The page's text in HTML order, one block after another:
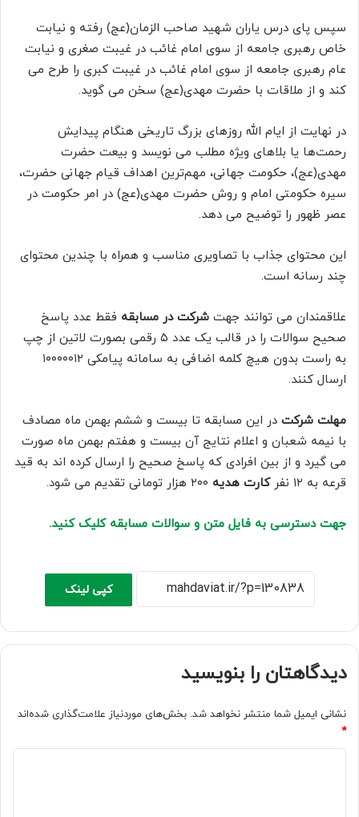
سپس پای درس یاران شهید صاحب الزمان(عج) رفته و نیابت
خاص رهبری جامعه از سوی امام غائب در غیبت صغری و نیابت
عام رهبری جامعه از سوی امام غائب در غیبت کبری را طرح می
کند و از ملاقات با حضرت مهدی(عج) سخن می گوید.
در نهایت از ایام الله روزهای بزرگ تاریخی هنگام پیدایش
رحمت‌ها یا بلاهای ویژه مطلب می نویسد و بیعت حضرت
مهدی(عج)، حکومت جهانی، مهم‌ترین اهداف قیام جهانی حضرت،
سیره حکومتی امام و روش حضرت مهدی(عج) در امر حکومت در
عصر ظهور را توضیح می دهد.
این محتوای جذاب با تصاویری مناسب و همراه با چندین محتوای
چند رسانه است.
علاقمندان می توانند جهت شرکت در مسابقه فقط عدد پاسخ
صحیح سوالات را در قالب یک عدد ۵ رقمی بصورت لاتین از چپ
به راست بدون هیچ کلمه اضافی به سامانه پیامکی ۱۰۰۰۰۰۱۲
ارسال کنند.
مهلت شرکت در این مسابقه تا بیست و ششم بهمن ماه مصادف
با نیمه شعبان و اعلام نتایج آن بیست و هفتم بهمن ماه صورت
می گیرد و از بین افرادی که پاسخ صحیح را ارسال کرده اند به قید
قرعه به ۱۲ نفر
کارت هدیه
جهت دسترسی به فایل متن و سوالات مسابقه کلیک کنید.
کپی لینک
دیدگاهتان را بنویسید
نشانی ایمیل شما منتشر نخواهد شد. بخش‌های موردنیاز علامت‌گذاری شده‌اند
*